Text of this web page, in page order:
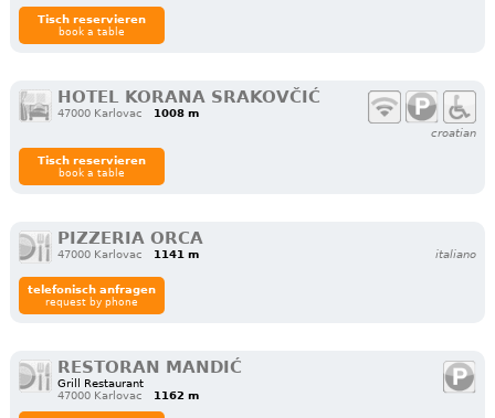
Tisch reservieren
book a table
HOTEL KORANA SRAKOVČIĆ
47000 Karlovac
1008 m
croatian
Tisch reservieren
book a table
PIZZERIA ORCA
47000 Karlovac 1141 m italiano
telefonisch anfragen
request by phone
RESTORAN MANDIĆ
Grill Restaurant
47000 Karlovac
1162 m